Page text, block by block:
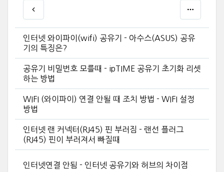
인터넷 와이파이(wifi) 공유기 - 아수스(ASUS) 공유
기의 특징은?
공유기 비밀번호 모를때 - ipTIME 공유기 초기화 리셋
하는 방법
WIFI (와이파이) 연결 안될 때 조치 방법 - WIFI 설정
방법
인터넷 랜 커넥터(RJ45) 핀 부러짐 - 랜선 플러그
(RJ45) 핀이 부러져서 빠질때
인터넷연결 안됨 - 인터넷 공유기와 허브의 차이점